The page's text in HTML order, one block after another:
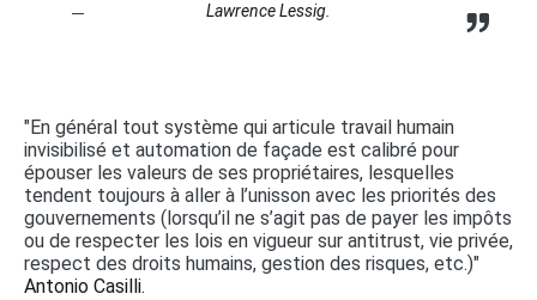
Lawrence Lessig.
"En général tout système qui articule travail humain
invisibilisé et automation de façade est calibré pour
épouser les valeurs de ses propriétaires, lesquelles
tendent toujours à aller à l’unisson avec les priorités des
gouvernements (lorsqu’il ne s’agit pas de payer les impôts
ou de respecter les lois en vigueur sur antitrust, vie privée,
respect des droits humains, gestion des risques, etc.)"
Antonio Casilli.